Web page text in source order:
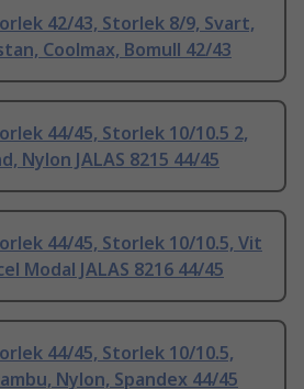
42/43, Storlek 8/9, Svart,
Coolmax, Bomull 42/43
44/45, Storlek 10/10.5 2,
Nylon JALAS 8215 44/45
44/45, Storlek 10/10.5, Vit
Modal JALAS 8216 44/45
44/45, Storlek 10/10.5,
Nylon, Spandex 44/45